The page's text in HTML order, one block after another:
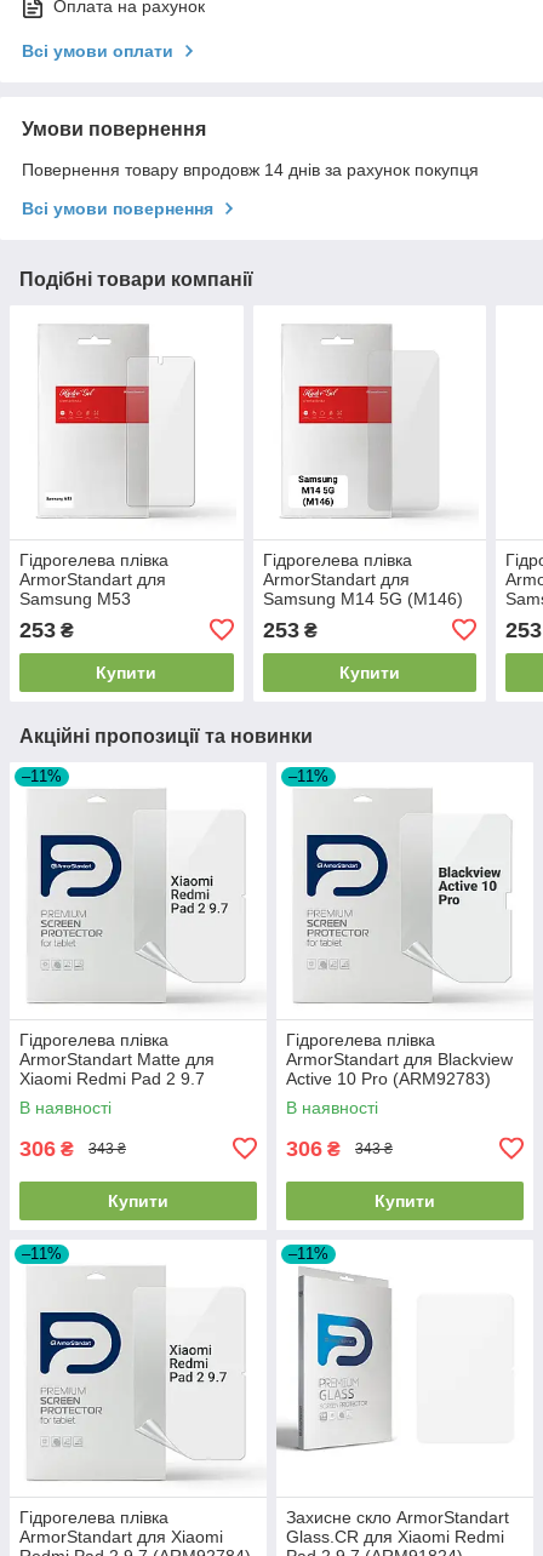
Оплата на рахунок
Всі умови оплати
Умови повернення
Повернення товару впродовж 14 днів за рахунок покупця
Всі умови повернення
Подібні товари компанії
Гідрогелева плівка
ArmorStandart для
Samsung M53
253 ₴
Купити
Гідрогелева плівка
ArmorStandart для
Samsung M14 5G (M146)
253₴
Купити
253
Акційні пропозиції та новинки
–11%
Гідрогелева плівка
ArmorStandart Matte для
Xiaomi Redmi Pad 2 9.7
(ARM92787)
В наявності
306 ₴ 343 ₴
Купити
–11%
Гідрогелева плівка
ArmorStandart для Blackview
Active 10 Pro (ARM92783)
В наявності
306 ₴ 343 ₴
Купити
–11%
Гідрогелева плівка
ArmorStandart для Xiaomi
–11%
Захисне скло ArmorStandart
Glass.CR для Xiaomi Redmi